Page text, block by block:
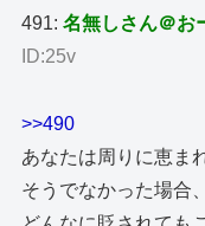
491:名無しさん＠お
ID:25v
>>490
あなたは周りに恵ま
そうでなかった場合